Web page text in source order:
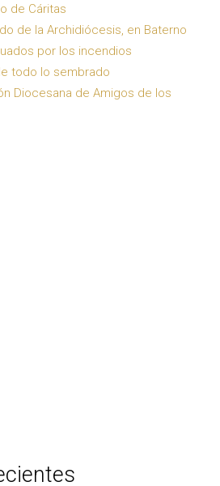
de Cáritas
de la Archidiócesis, en Baterno
por los incendios
todo lo sembrado
Diocesana de Amigos de los